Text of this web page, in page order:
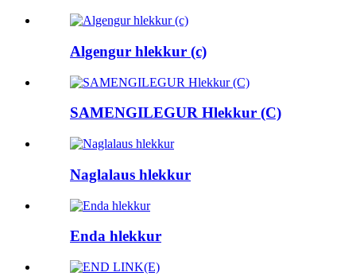
Algengur hlekkur (c)
SAMENGILEGUR Hlekkur (C)
Naglalaus hlekkur
Enda hlekkur